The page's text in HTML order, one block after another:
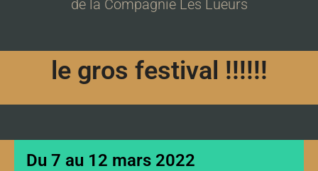
de la Compagnie Les Lueurs
le gros festival !!!!!!
Du 7 au 12 mars 2022